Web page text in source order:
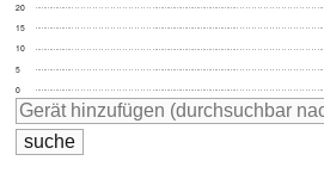
0
5
10
15
20